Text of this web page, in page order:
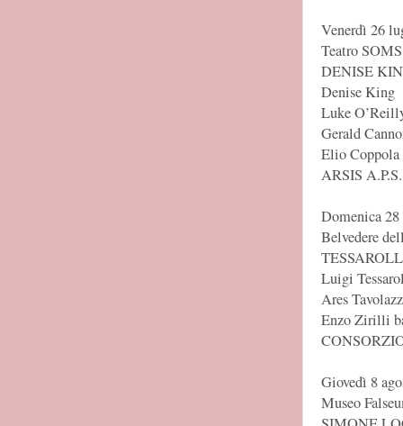
Venerdì 26
Teatro
DENISE
Denise King
Luke
Gerald
Elio Coppola
ARSIS A.P.S.
Domenica
Belvedere
Luigi
Ares
Enzo Zirilli
Giovedì 8
Museo